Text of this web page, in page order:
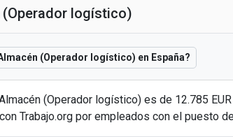
(Operador logístico)
(Operador logístico) en España?
(Operador logístico) es de 12.785
Trabajo.org por empleados con el puesto